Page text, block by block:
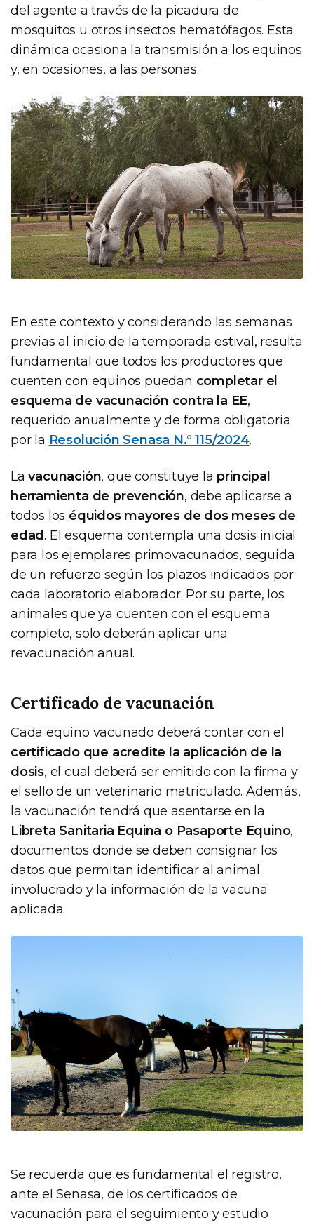
del agente a través de la picadura de
mosquitos u otros insectos hematófagos. Esta
dinámica ocasiona la transmisión a los equinos
y, en ocasiones, a las personas.
En este contexto y considerando las semanas
previas al inicio de la temporada estival, resulta
fundamental que todos los productores que
cuenten con equinos puedan completar el
esquema de vacunación contra la EE,
requerido anualmente y de forma obligatoria
por la Resolución Senasa N.° 115/2024.
Lavacunación, que constituye la principal
herramienta de prevención, debe aplicarse a
todos los équidos mayores de dos meses de
edad. El esquema contempla una dosis inicial
para los ejemplares primovacunados, seguida
de un refuerzo según los plazos indicados por
cada laboratorio elaborador. Por su parte, los
animales que ya cuenten con el esquema
completo, solo deberán aplicar una
revacunación anual.
Certificado de vacunación
Cada equino vacunado deberá contar con el
certificado que acredite la aplicación de la
dosis, el cual deberá ser emitido con la firma y
el sello de un veterinario matriculado. Además,
la vacunación tendrá que asentarse en la
Libreta Sanitaria Equina o Pasaporte Equino,
documentos donde se deben consignar los
datos que permitan identificar al animal
involucrado y la información de la vacuna
aplicada.
Se recuerda que es fundamental el registro,
ante el Senasa, de los certificados de
vacunación para el seguimiento y estudio